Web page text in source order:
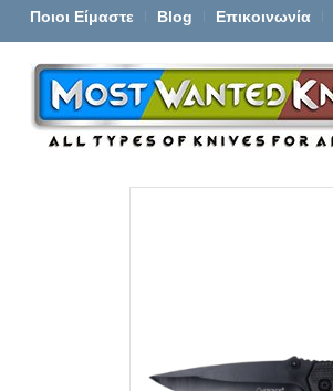
Ποιοι Είμαστε Blog Επικοινωνία